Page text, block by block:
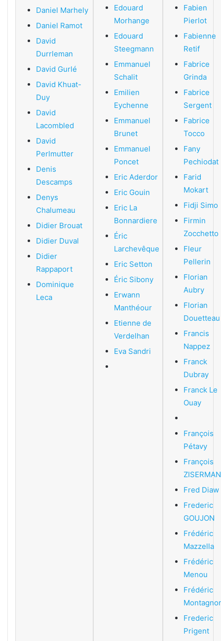
Daniel Marhely
Daniel Ramot
David
Durrleman
David Gurlé
David Khuat-
Duy
David
Lacombled
David
Perlmutter
Denis
Descamps
Denys
Chalumeau
Didier Brouat
Didier Duval
Didier
Rappaport
Dominique
Leca
Edouard
Morhange
Edouard
Steegmann
Emmanuel
Schalit
Emilien
Eychenne
Emmanuel
Brunet
Emmanuel
Poncet
Eric Aderdor
Eric Gouin
Eric La
Bonnardiere
Éric
Larchevêque
Eric Setton
Éric Sibony
Erwann
Manthéour
Etienne de
Verdelhan
Eva Sandri
Fabien
Pierlot
Fabienne
Retif
Fabrice
Grinda
Fabrice
Sergent
Fabrice
Tocco
Fany
Pechiodat
Farid
Mokart
Fidji Simo
Firmin
Zocchetto
Fleur
Pellerin
Florian
Aubry
Florian
Douetteau
Francis
Nappez
Franck
Dubray
Franck Le
Ouay
François
Pétavy
François
ZISERMAN
Fred Diaw
Frederic
GOUJON
Frédéric
Mazzella
Frédéric
Menou
Frédéric
Frederic
Prigent